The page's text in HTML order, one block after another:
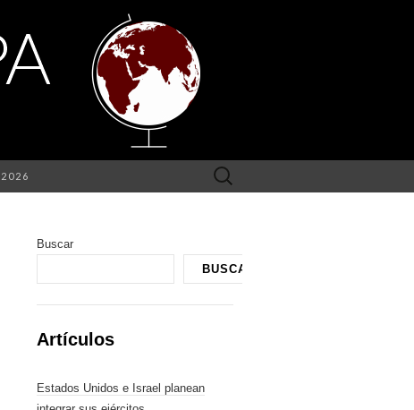
2026 Buscar:
Buscar
BUSCAR
Artículos
Estados Unidos e Israel planean